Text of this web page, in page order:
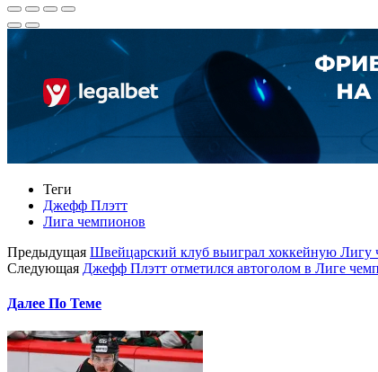
Теги
Джефф Плэтт
Лига чемпионов
Предыдущая Швейцарский клуб выиграл хоккейную Лигу
Следующая Джефф Плэтт отметился автоголом в Лиге
Далее По Теме